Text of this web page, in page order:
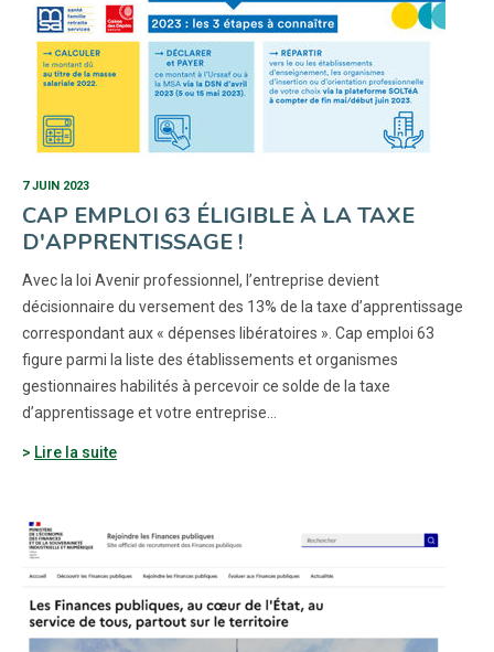
7 JUIN 2023
CAP EMPLOI 63 ÉLIGIBLE À LA TAXE
D'APPRENTISSAGE !
Avec la loi Avenir professionnel, l’entreprise devient
décisionnaire du versement des 13% de la taxe d’apprentissage
correspondant aux « dépenses libératoires ». Cap emploi 63
figure parmi la liste des établissements et organismes
gestionnaires habilités à percevoir ce solde de la taxe
d’apprentissage et votre entreprise…
Lire la suite